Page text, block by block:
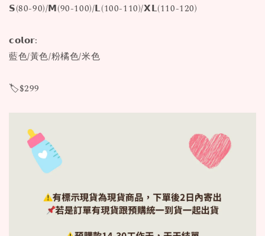
𝗦(80-90)/𝗠(90-100)/𝗟(100-110)/𝗫𝗟(110-120)
𝗰𝗼𝗹𝗼𝗿:
藍色/黃色/粉橘色/米色
🏷️$299